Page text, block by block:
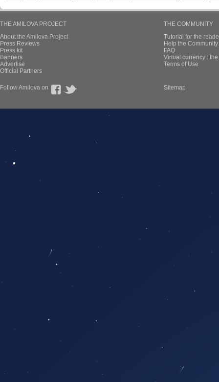
THE AMILOVA PROJECT
About the Amilova Project
Press Reviews
Press kit
Banners
Advertise
Official Partners
THE COMMUNITY
Tutorial for the
Help the
FAQ
Virtual currency :
Terms of Use
Follow Amilova on Sitemap